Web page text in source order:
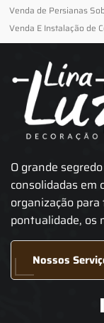
Venda de Persianas
Venda E Instalação de
O grande
consolidadas em
organização
pontualidade, os
Nossos